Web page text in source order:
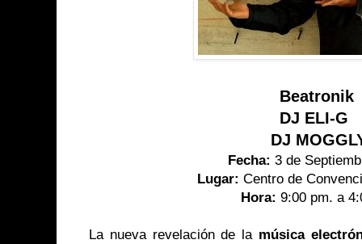
Beatronik
DJ ELI-G
DJ
Fecha: 3 de
Lugar: Centro de
Hora: 9:00 pm. a
La nueva revelación de la música